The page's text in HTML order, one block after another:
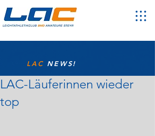
LAC NEWS!
LAC-Läuferinnen wieder
top